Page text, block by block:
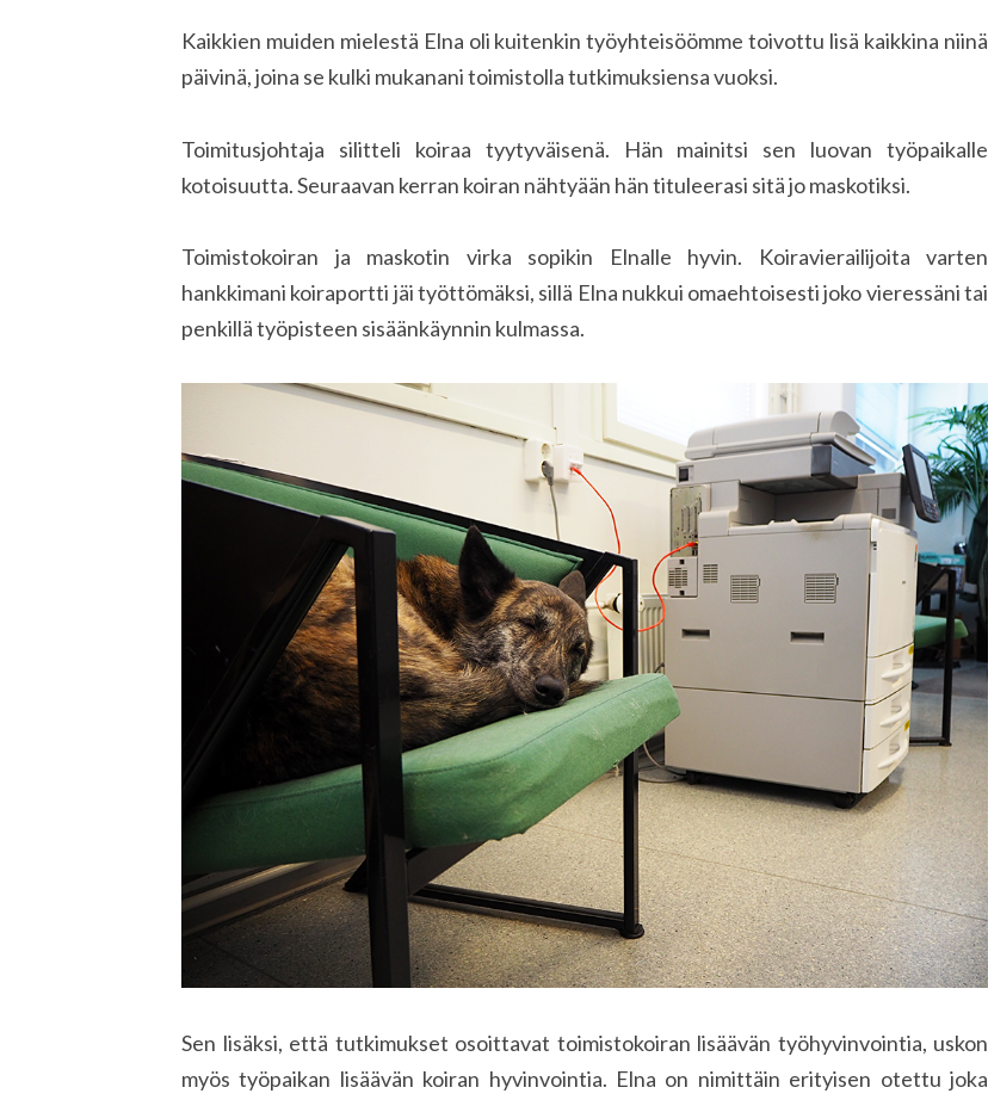
Kaikkien muiden mielestä Elna oli kuitenkin työyhteisöömme toivottu lisä kaikkina niinä
päivinä, joina se kulki mukanani toimistolla tutkimuksiensa vuoksi.
Toimitusjohtaja silitteli koiraa tyytyväisenä. Hän mainitsi sen luovan työpaikalle
kotoisuutta. Seuraavan kerran koiran nähtyään hän tituleerasi sitä jo maskotiksi.
Toimistokoiran ja maskotin virka sopikin Elnalle hyvin. Koiravierailijoita varten
hankkimani koiraportti jäi työttömäksi, sillä Elna nukkui omaehtoisesti joko vieressäni tai
penkillä työpisteen sisäänkäynnin kulmassa.
Sen lisäksi, että tutkimukset osoittavat toimistokoiran lisäävän työhyvinvointia, uskon
myös työpaikan lisäävän koiran hyvinvointia. Elna on nimittäin erityisen otettu joka